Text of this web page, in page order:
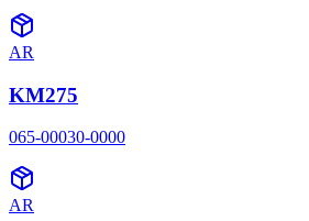
AR
KM275
065-00030-0000
AR